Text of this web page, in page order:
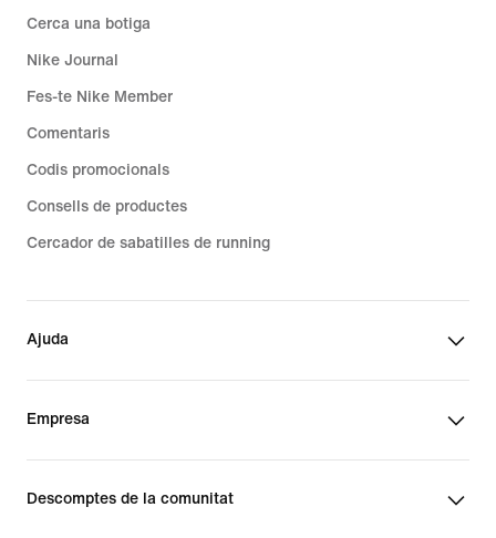
Cerca una botiga
Nike Journal
Fes-te Nike Member
Comentaris
Codis promocionals
Consells de productes
Cercador de sabatilles de running
Ajuda
Empresa
Descomptes de la comunitat